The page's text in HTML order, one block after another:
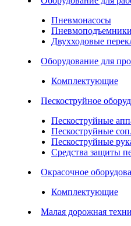
Пневмонасосы
Пневмоподъемники
Двухходовые
Оборудование для
Комплектующие
Пескоструйное
Пескоструйные
Пескоструйные
Пескоструйные
Средства защиты
Окрасочное
Комплектующие
Малая дорожная